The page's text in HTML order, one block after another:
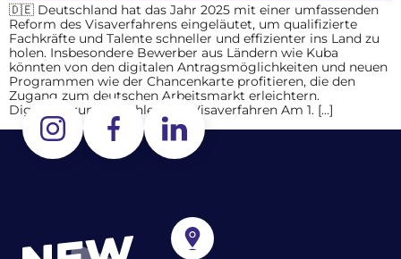
🇩🇪 Deutschland hat das Jahr 2025 mit einer umfassenden
Reform des Visaverfahrens eingeläutet, um qualifizierte
Fachkräfte und Talente schneller und effizienter ins Land zu
holen. Insbesondere Bewerber aus Ländern wie Kuba
könnten von den digitalen Antragsmöglichkeiten und neuen
Programmen wie der Chancenkarte profitieren, die den
Zugang zum deutschen Arbeitsmarkt erleichtern.
Digitalisierung beschleunigt Visaverfahren Am 1. […]